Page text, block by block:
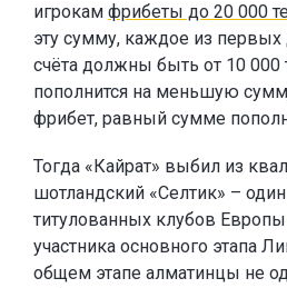
игрокам фрибеты до 20 000
эту сумму, каждое из первых
счёта должны быть от 10 000
пополнится на меньшую
фрибет, равный сумме
Тогда «Кайрат» выбил из
шотландский «Селтик» –
титулованных клубов Европы
участника основного этапа
общем этапе алматинцы не